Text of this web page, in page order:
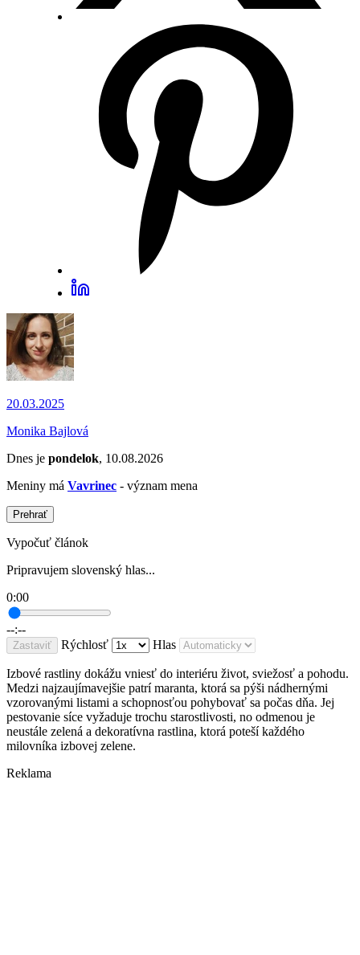
20.03.2025
Monika Bajlová
Dnes je pondelok, 10.08.2026
Meniny má Vavrinec - význam mena
Prehrať
Vypočuť článok
Pripravujem slovenský hlas...
0:00
--:--
Zastaviť Rýchlosť Hlas
Izbové rastliny dokážu vniesť do interiéru život, sviežosť a pohodu.
Medzi najzaujímavejšie patrí maranta, ktorá sa pýši nádhernými
vzorovanými listami a schopnosťou pohybovať sa počas dňa. Jej
pestovanie síce vyžaduje trochu starostlivosti, no odmenou je
neustále zelená a dekoratívna rastlina, ktorá poteší každého
milovníka izbovej zelene.
Reklama